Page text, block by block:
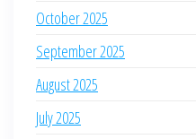
October 2025
September 2025
August 2025
July 2025